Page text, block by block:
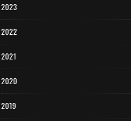
2023
2022
2021
2020
2019